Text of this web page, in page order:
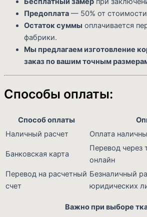
Предоплата — 50% от стоимости
Остаток суммы оплачивается
фабрики.
Мы предлагаем изготовление
заказ по вашим точным
Способы оплаты:
Способ оплаты
Наличный расчет
Оплата
Банковская карта
Перевод через
онлайн
Перевод на расчетный
счет
Безналичный
юридических
Важно при выборе